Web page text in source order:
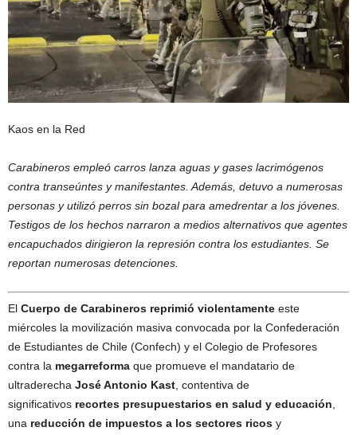
Kaos en la Red
Carabineros empleó carros lanza aguas y gases lacrimógenos
contra transeúntes y manifestantes. Además, detuvo a numerosas
personas y utilizó perros sin bozal para amedrentar a los jóvenes.
Testigos de los hechos narraron a medios alternativos que agentes
encapuchados dirigieron la represión contra los estudiantes. Se
reportan numerosas detenciones.
El Cuerpo de Carabineros reprimió violentamente este
miércoles la movilización masiva convocada por la Confederación
de Estudiantes de Chile (Confech) y el Colegio de Profesores
contra la megarreforma que promueve el mandatario de
ultraderecha José Antonio Kast , contentiva de
significativos recortes presupuestarios en salud y educación
una reducción de impuestos a los sectores ricos y